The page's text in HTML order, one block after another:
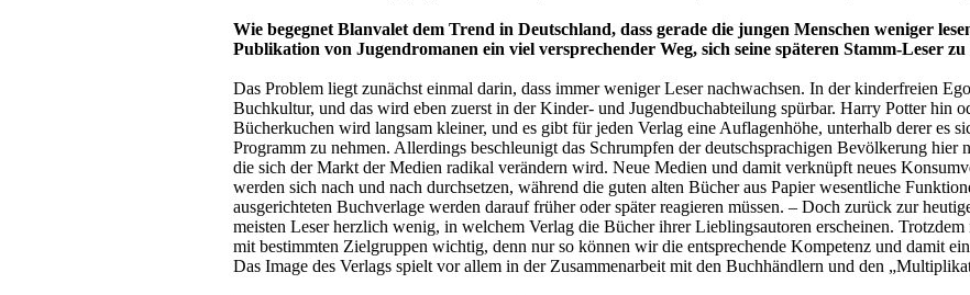
Wie begegnet Blanvalet dem Trend in Deutschland, dass gerade die jungen Menschen weniger
Publikation von Jugendromanen ein viel versprechender Weg, sich seine späteren Stamm-Leser
Das Problem liegt zunächst einmal darin, dass immer weniger Leser nachwachsen. In der kinderfreien
Buchkultur, und das wird eben zuerst in der Kinder- und Jugendbuchabteilung spürbar. Harry Potter hin
Bücherkuchen wird langsam kleiner, und es gibt für jeden Verlag eine Auflagenhöhe, unterhalb derer es
Programm zu nehmen. Allerdings beschleunigt das Schrumpfen der deutschsprachigen Bevölkerung hier
die sich der Markt der Medien radikal verändern wird. Neue Medien und damit verknüpft neues
werden sich nach und nach durchsetzen, während die guten alten Bücher aus Papier wesentliche
ausgerichteten Buchverlage werden darauf früher oder später reagieren müssen. – Doch zurück zur
meisten Leser herzlich wenig, in welchem Verlag die Bücher ihrer Lieblingsautoren erscheinen. Trotzdem
mit bestimmten Zielgruppen wichtig, denn nur so können wir die entsprechende Kompetenz und damit
Das Image des Verlags spielt vor allem in der Zusammenarbeit mit den Buchhändlern und den